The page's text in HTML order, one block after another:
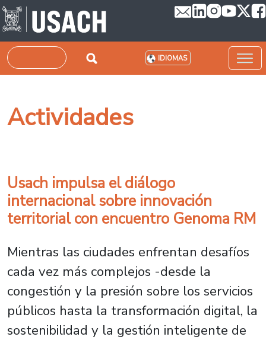
Pasar al contenido principal
Buscar IDIOMAS
Actividades
Usach impulsa el diálogo
internacional sobre innovación
territorial con encuentro Genoma RM
Mientras las ciudades enfrentan desafíos
cada vez más complejos -desde la
congestión y la presión sobre los servicios
públicos hasta la transformación digital, la
sostenibilidad y la gestión inteligente de